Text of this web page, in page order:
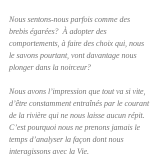
Nous sentons-nous parfois comme des
brebis égarées?  À adopter des
comportements, à faire des choix qui, nous
le savons pourtant, vont davantage nous
plonger dans la noirceur?
Nous avons l’impression que tout va si vite,
d’être constamment entraînés par le courant
de la rivière qui ne nous laisse aucun répit.
C’est pourquoi nous ne prenons jamais le
temps d’analyser la façon dont nous
interagissons avec la Vie.